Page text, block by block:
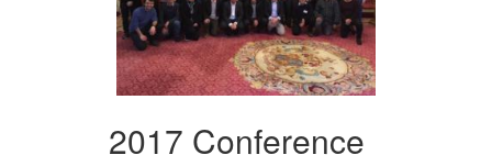
2017 Conference